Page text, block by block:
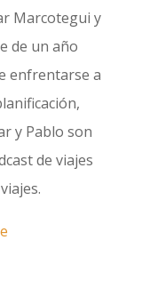
Marcotegui y
de un año
enfrentarse a
y Pablo son
de viajes